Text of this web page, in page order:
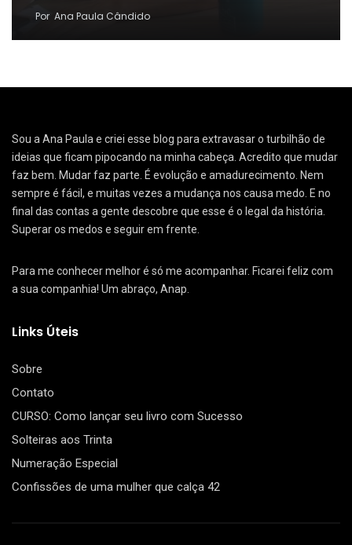
Por Ana Paula Cândido
Sou a Ana Paula e criei esse blog para extravasar o turbilhão de
ideias que ficam pipocando na minha cabeça. Acredito que mudar
faz bem. Mudar faz parte. É evolução e amadurecimento. Nem
sempre é fácil, e muitas vezes a mudança nos causa medo. E no
final das contas a gente descobre que esse é o legal da história.
Superar os medos e seguir em frente.
Para me conhecer melhor é só me acompanhar. Ficarei feliz com
a sua companhia! Um abraço, Anap.
Links Úteis
Sobre
Contato
CURSO: Como lançar seu livro com Sucesso
Solteiras aos Trinta
Numeração Especial
Confissões de uma mulher que calça 42